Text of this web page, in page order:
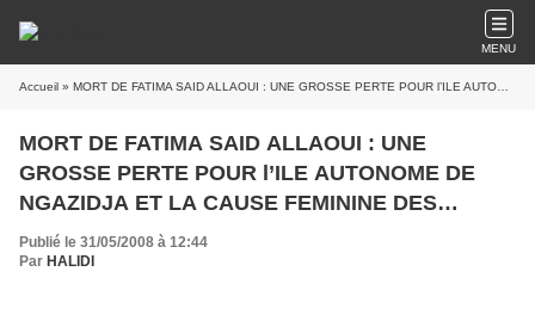
MENU
Accueil » MORT DE FATIMA SAID ALLAOUI : UNE GROSSE PERTE POUR l’ILE AUTONOME DE NGAZIDJA ET LA CAUSE FEMININE DES COMORES
MORT DE FATIMA SAID ALLAOUI : UNE
GROSSE PERTE POUR l’ILE AUTONOME DE
NGAZIDJA ET LA CAUSE FEMININE DES
COMORES
Publié le 31/05/2008 à 12:44
Par HALIDI